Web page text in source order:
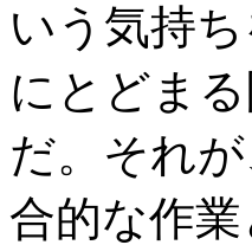
いう気持
にとどま
だ。それ
合的な作